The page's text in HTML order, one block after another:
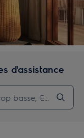
d'assistance